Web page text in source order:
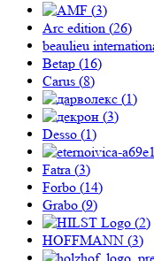
(3)
Arc edition (26)
beaulieu
Betap (16)
Carus (8)
(1)
(3)
Desso (1)
Fatra (3)
Forbo (14)
Grabo (9)
(2)
HOFFMANN (3)